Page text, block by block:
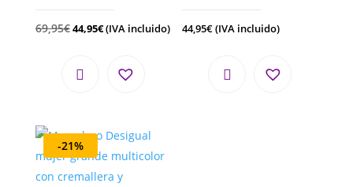
69,95€44,95€(IVA incluido) 44,95€(IVA incluido)
-21%